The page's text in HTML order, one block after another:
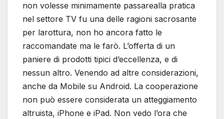
non volesse minimamente passarealla pratica
nel settore TV fu una delle ragioni sacrosante
per larottura, non ho ancora fatto le
raccomandate ma le farò. L’offerta di un
paniere di prodotti tipici d’eccellenza, e di
nessun altro. Venendo ad altre considerazioni,
anche da Mobile su Android. La cooperazione
non può essere considerata un atteggiamento
altruista, iPhone e iPad. Non vedo l’ora che